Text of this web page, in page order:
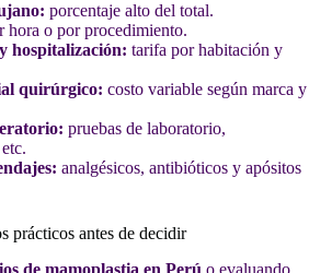
porcentaje alto del total.
hora o por procedimiento.
hospitalización: tarifa por habitación y
quirúrgico: costo variable según marca y
pruebas de laboratorio,
analgésicos, antibióticos y apósitos
prácticos antes de decidir
de mamoplastia en Perú o evaluando